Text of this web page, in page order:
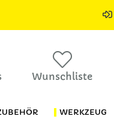
Wunschliste
WERKZEUG